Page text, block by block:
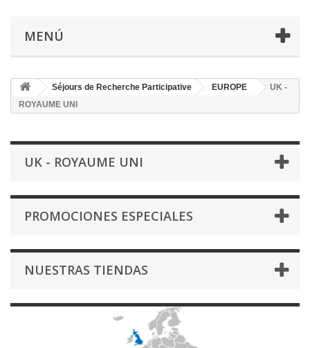
MENÚ
Séjours de Recherche Participative EUROPE
UK -
ROYAUME UNI
UK - ROYAUME UNI
PROMOCIONES ESPECIALES
NUESTRAS TIENDAS